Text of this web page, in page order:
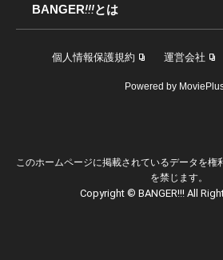
BANGER!!!とは
個人情報保護規約 運営会社
Powered by
このホームページに掲載されているデータを権
を禁じます。
Copyright © BANGER!!! All